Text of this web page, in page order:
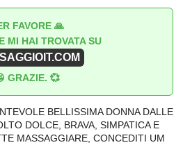
FAVORE 🙏
MI HAI TROVATA SU
GRAZIE. 💞
BELLISSIMA DONNA DALLE
DOLCE, BRAVA, SIMPATICA E
MASSAGGIARE, CONCEDITI UM